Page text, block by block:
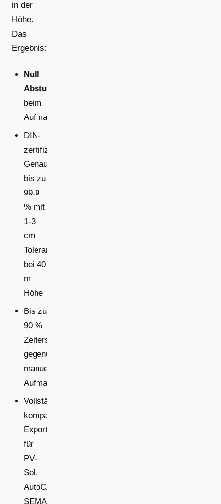
in der
Höhe.
Das
Ergebnis:
Null
Absturzrisiko
beim
Aufmaß
DIN-
zertifizierte
Genauigkeit
bis zu
99,9
% mit
1-3
cm
Toleranz
bei 40
m
Höhe
Bis zu
90 %
Zeitersparnis
gegenüber
manuellem
Aufmaß
Vollständig
kompatible
Exportformate
für
PV-
Sol,
AutoCAD,
SEMA,